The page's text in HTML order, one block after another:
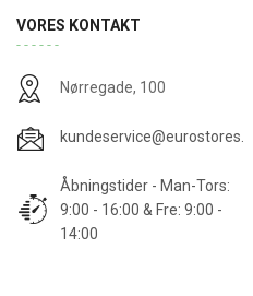
VORES KONTAKT
Nørregade, 100
kundeservice@eurostores.dk
Åbningstider - Man-Tors:
9:00 - 16:00 & Fre: 9:00 -
14:00